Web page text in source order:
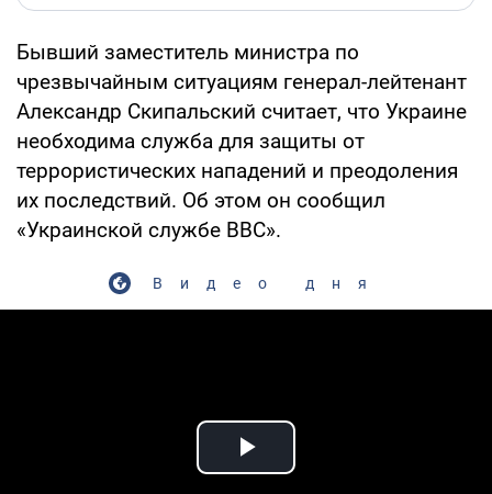
Бывший заместитель министра по
чрезвычайным ситуациям генерал-лейтенант
Александр Скипальский считает, что Украине
необходима служба для защиты от
террористических нападений и преодоления
их последствий. Об этом он сообщил
«Украинской службе ВВС».
Видео дня
Play Video